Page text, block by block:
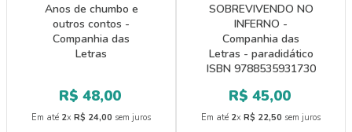
Anos de chumbo e
outros contos -
Companhia das
Letras
R$ 48,00
Em até 2x R$ 24,00 sem juros
SOBREVIVENDO NO
INFERNO -
Companhia das
Letras - paradidático
ISBN 9788535931730
R$ 45,00
Em até 2x R$ 22,50 sem juros